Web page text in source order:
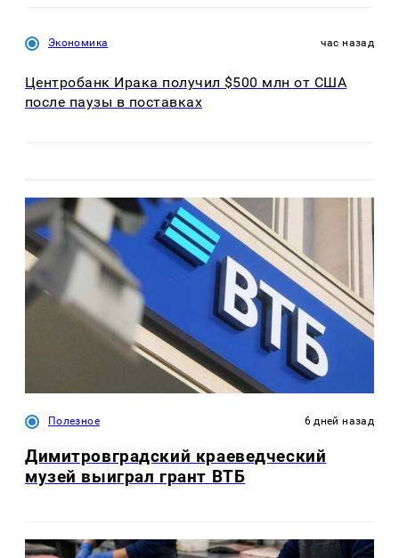
Экономика час назад
Центробанк Ирака получил $500 млн от США
после паузы в поставках
Полезное 6 дней назад
Димитровградский краеведческий
музей выиграл грант ВТБ